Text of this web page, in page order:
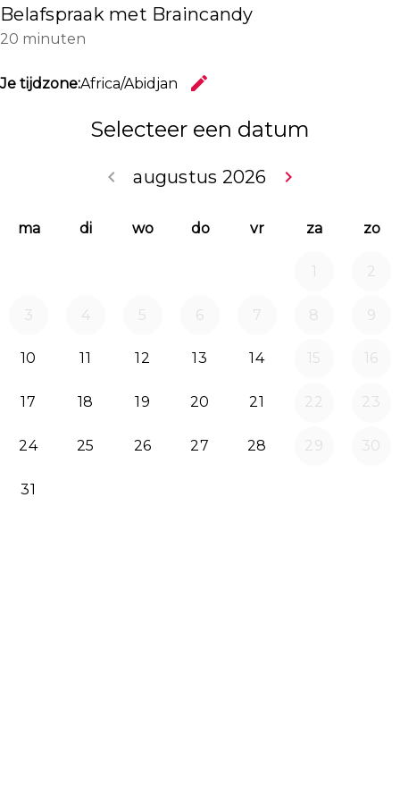
Belafspraak met Braincandy
20 minuten
Je tijdzone:Africa/Abidjan
edit
Selecteer een datum
augustus 2026
keyboard_arrow_left
keyboard_arrow_right
ma di wo do vr za zo
1 2
3 4 5 6 7 8 9
10 11 12 13 14 15 16
17 18 19 20 21 22 23
24 25 26 27 28 29 30
31